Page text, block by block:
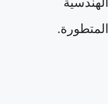
المتطورة.